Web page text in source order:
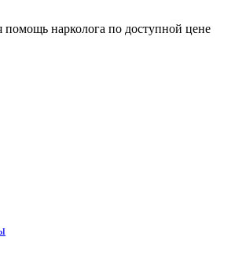
помощь нарколога по доступной цене